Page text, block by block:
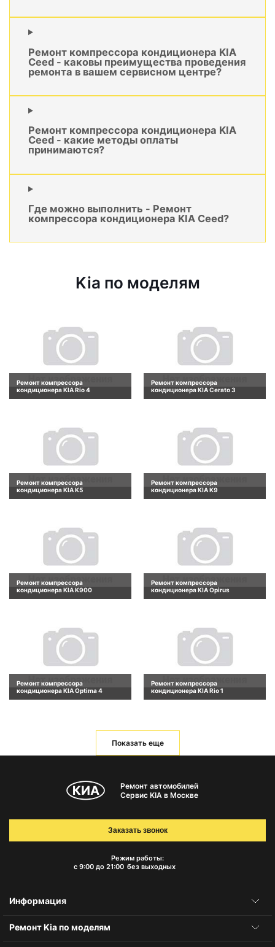
Ремонт компрессора кондиционера KIA
Ceed - каковы преимущества проведения
ремонта в вашем сервисном центре?
Ремонт компрессора кондиционера KIA
Ceed - какие методы оплаты
принимаются?
Где можно выполнить - Ремонт
компрессора кондиционера KIA Ceed?
Kia по моделям
Ремонт компрессора
кондиционера KIA Rio 4
Ремонт компрессора
кондиционера KIA Cerato 3
Ремонт компрессора
кондиционера KIA K5
Ремонт компрессора
кондиционера KIA K9
Ремонт компрессора
кондиционера KIA K900
Ремонт компрессора
кондиционера KIA Opirus
Ремонт компрессора
кондиционера KIA Optima 4
Ремонт компрессора
кондиционера KIA Rio 1
Показать еще
Ремонт автомобилей
Сервис KIA в Москве
Режим работы:
с 9:00 до 21:00 без выходных
Заказать звонок
Информация
Ремонт Kia по моделям